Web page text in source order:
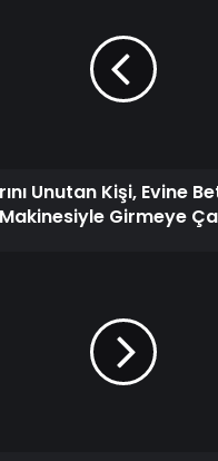
Unutan Kişi, Evine
Makinesiyle Girmeye